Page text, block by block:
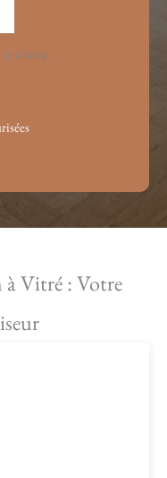
champ.
à Vitré : Votre